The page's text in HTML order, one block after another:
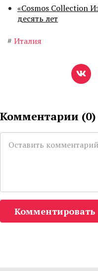
«Cosmos Collection
десять лет
# Италия
Комментарии (0)
Комментировать